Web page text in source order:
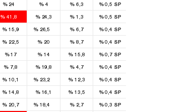
%24 %4 % 6,3 %0,5 SP
% 41,8 %24,3 % 1,3 %0,5 SP
% 15,9 %26,5 % 6,7 %0,4 SP
% 22,5 % 20 % 8,7 %0,4 SP
%17 % 14 % 15,8 %0,7 SP
%7,8 %19,8 % 4,7 %0,4 SP
% 10,1 %23,2 % 12,3 %0,4 SP
% 14,8 %16,1 % 13,5 %0,4 SP
% 20,7 %18,4 % 2,7 %0,3 SP